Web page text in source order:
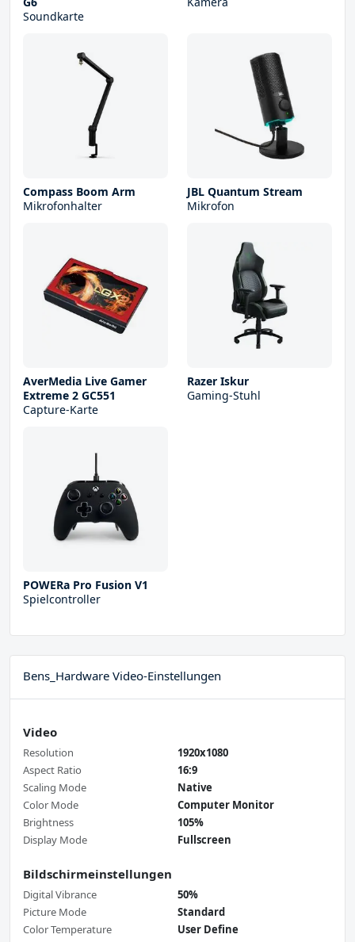
Soundkarte
Compass Boom Arm
Mikrofonhalter
JBL Quantum Stream
Mikrofon
AverMedia Live Gamer
Extreme 2 GC551
Capture-Karte
Razer Iskur
Gaming-Stuhl
POWERa Pro Fusion V1
Spielcontroller
Bens_Hardware Video-Einstellungen
Video
Resolution
1920x1080
Aspect Ratio
16:9
Scaling Mode
Native
Color Mode
Computer Monitor
Brightness
105%
Display Mode
Fullscreen
Bildschirmeinstellungen
Digital Vibrance
50%
Picture Mode
Standard
Color Temperature
User Define